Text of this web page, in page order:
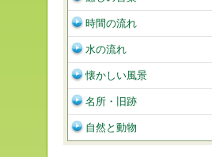
時間の流れ
水の流れ
懐かしい風景
名所・旧跡
自然と動物